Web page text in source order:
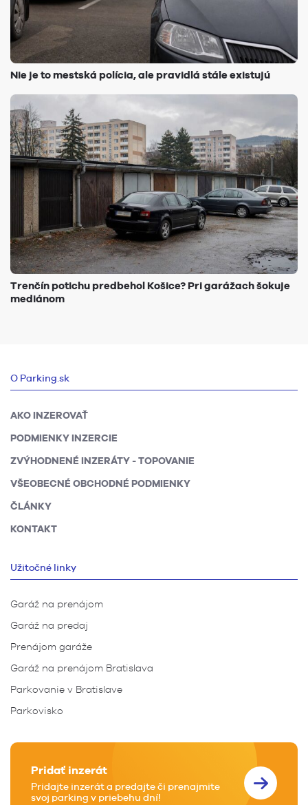
Nie je to mestská polícia, ale pravidlá stále existujú
Trenčín potichu predbehol Košice? Pri garážach šokuje
mediánom
O Parking.sk
AKO INZEROVAŤ
PODMIENKY INZERCIE
ZVÝHODNENÉ INZERÁTY - TOPOVANIE
VŠEOBECNÉ OBCHODNÉ PODMIENKY
ČLÁNKY
KONTAKT
Užitočné linky
Garáž na prenájom
Garáž na predaj
Prenájom garáže
Garáž na prenájom Bratislava
Parkovanie v Bratislave
Parkovisko
Pridať inzerát
Pridajte inzerát a predajte či prenajmite
svoj parking v priebehu dní!